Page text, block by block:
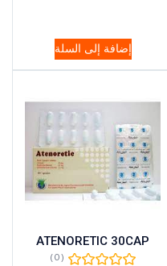
إضافة إلى السلة
ATENORETIC 30CAP
(0)